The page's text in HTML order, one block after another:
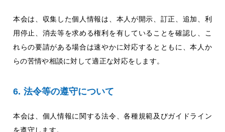
本会は、収集した個人情報は、本人が開示、訂正、追加、利
用停止、消去等を求める権利を有していることを確認し、こ
れらの要請がある場合は速やかに対応するとともに、本人か
らの苦情や相談に対して適正な対応をします。
法令等の遵守について
本会は、個人情報に関する法令、各種規範及びガイドライン
を遵守します。